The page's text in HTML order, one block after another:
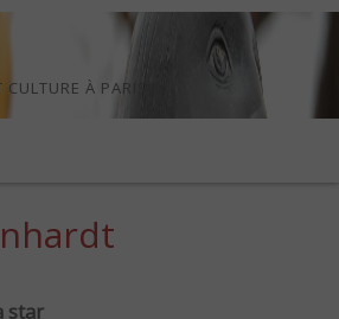
À PARIS
star